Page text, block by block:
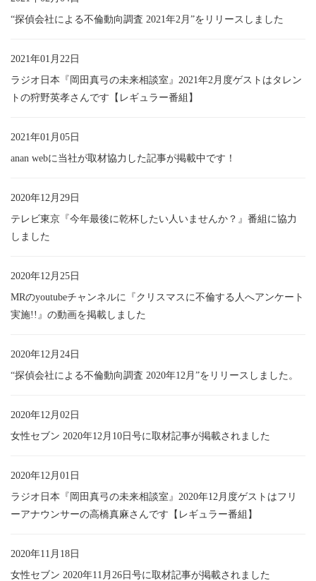
“探偵会社による不倫動向調査 2021年2月”をリリースしました
2021年01月22日
ラジオ日本『岡田真弓の未来相談室』2021年2月度ゲストはタレン
トの狩野英孝さんです【レギュラー番組】
2021年01月05日
anan webに当社が取材協力した記事が掲載中です！
2020年12月29日
テレビ東京『今年最後に乾杯したい人いませんか？』番組に協力
しました
2020年12月25日
MRのyoutubeチャンネルに『クリスマスに不倫する人へアンケート
実施!!』の動画を掲載しました
2020年12月24日
“探偵会社による不倫動向調査 2020年12月”をリリースしました。
2020年12月02日
女性セブン 2020年12月10日号に取材記事が掲載されました
2020年12月01日
ラジオ日本『岡田真弓の未来相談室』2020年12月度ゲストはフリ
ーアナウンサーの高橋真麻さんです【レギュラー番組】
2020年11月18日
女性セブン 2020年11月26日号に取材記事が掲載されました